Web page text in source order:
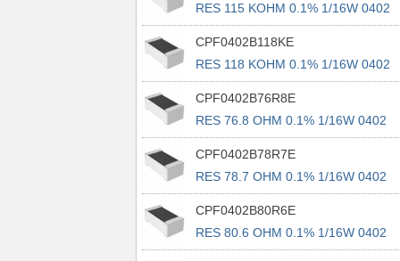
RES 115 KOHM 0.1% 1/16W 0402
CPF0402B118KE
RES 118 KOHM 0.1% 1/16W 0402
CPF0402B76R8E
RES 76.8 OHM 0.1% 1/16W 0402
CPF0402B78R7E
RES 78.7 OHM 0.1% 1/16W 0402
CPF0402B80R6E
RES 80.6 OHM 0.1% 1/16W 0402